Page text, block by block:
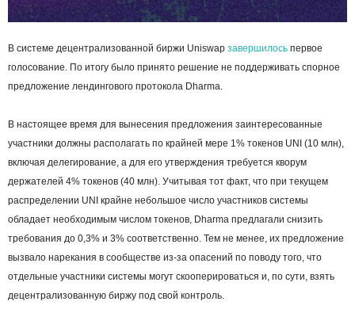
В системе децентрализованной биржи Uniswap завершилось первое
голосование. По итогу было принято решение не поддерживать спорное
предложение лендингового протокола Dharma.
В настоящее время для вынесения предложения заинтересованные
участники должны располагать по крайней мере 1% токенов UNI (10 млн),
включая делегирование, а для его утверждения требуется кворум
держателей 4% токенов (40 млн). Учитывая тот факт, что при текущем
распределении UNI крайне небольшое число участников системы
обладает необходимым числом токенов, Dharma предлагали снизить
требования до 0,3% и 3% соответственно. Тем не менее, их предложение
вызвало нарекания в сообществе из-за опасений по поводу того, что
отдельные участники системы могут скооперироваться и, по сути, взять
децентрализованную биржу под свой контроль.